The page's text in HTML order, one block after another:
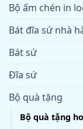
Bộ ấm chén in
Bát đĩa sứ nhà
Bát sứ
Đĩa sứ
Bộ quà tặng
Bộ quà tặng